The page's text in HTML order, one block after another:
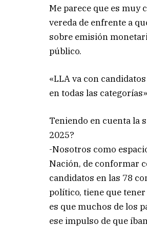
Me parece que es muy
vereda de enfrente a
sobre emisión
público.
«LLA va con candidatos
en todas las categorías»
Teniendo en cuenta la
2025?
-Nosotros como
Nación, de conformar
candidatos en las 78
político, tiene que
es que muchos de los
ese impulso de que